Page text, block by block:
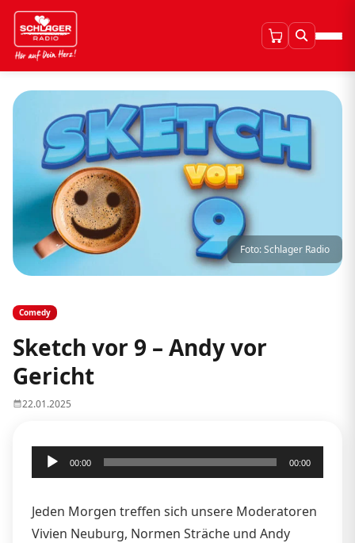
Foto: Schlager Radio
Comedy
Sketch vor 9 – Andy vor
Gericht
22.01.2025
Audio-
Player
00:00 00:00
Jeden Morgen treffen sich unsere Moderatoren
Vivien Neuburg, Normen Sträche und Andy